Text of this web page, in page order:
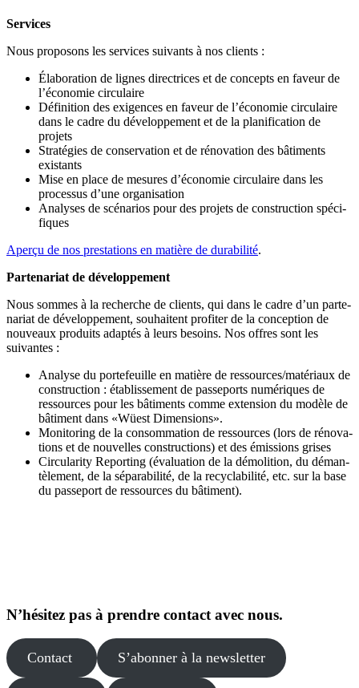
Services
Nous proposons les services suivants à nos clients :
Élaboration de lignes direc­trices et de concepts en faveur de
l’économie circu­laire
Définition des exigences en faveur de l’économie circu­laire
dans le cadre du dévelop­pement et de la plani­fi­cation de
projets
Stratégies de conser­vation et de rénovation des bâtiments
existants
Mise en place de mesures d’économie circu­laire dans les
processus d’une organi­sation
Analyses de scénarios pour des projets de construction spéci­
fiques
Aperçu de nos presta­tions en matière de durabilité.
Partenariat de dévelop­pement
Nous sommes à la recherche de clients, qui dans le cadre d’un parte­
nariat de dévelop­pement, souhaitent profiter de la conception de
nouveaux produits adaptés à leurs besoins. Nos offres sont les
suivantes :
Analyse du porte­feuille en matière de ressources/matériaux de
construction : établis­sement de passe­ports numériques de
ressources pour les bâtiments comme extension du modèle de
bâtiment dans «Wüest Dimensions».
Monitoring de la consom­mation de ressources (lors de rénova­
tions et de nouvelles construc­tions) et des émissions grises
Circularity Reporting (évaluation de la démolition, du déman­
tè­lement, de la sépara­bilité, de la recycla­bilité, etc. sur la base
du passeport de ressources du bâtiment).
N’hésitez pas à prendre contact avec nous.
Contact S’abonner à la newsletter